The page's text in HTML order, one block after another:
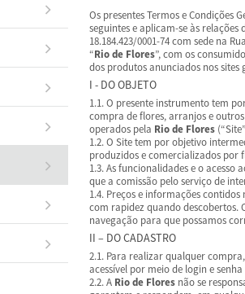
Os presentes Termos e Condições
seguintes e aplicam-se às relações
18.184.423/0001-74 com sede na
“Rio de Flores”, com os
dos produtos anunciados nos sites
I - DO OBJETO
1.1. O presente instrumento tem
compra de flores, arranjos e
operados pela Rio de Flores
1.2. O Site tem por objetivo
produzidos e comercializados
1.3. As funcionalidades e o
que a comissão pelo serviço de
1.4. Preços e informações
com rapidez quando descobertos.
navegação para que possamos
II – DO CADASTRO
2.1. Para realizar qualquer
acessível por meio de login e
2.2. A Rio de Flores não se